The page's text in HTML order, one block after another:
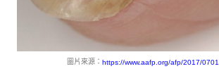
圖片來源： https://www.aafp.org/afp/2017/